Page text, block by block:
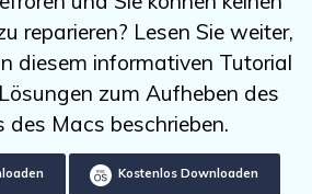
Daten vom Mac-System
Kostenlos Testen
kostenlos
ALLE FUNKTIONEN ENTDECKEN
Sign In
reparieren? Lesen Sie weiter,
diesem informativen Tutorial
zum Aufheben des
des Macs beschrieben.
Kostenlos Downloaden